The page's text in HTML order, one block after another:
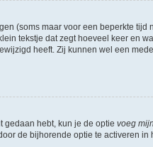
(soms maar voor een beperkte tijd
tekstje dat zegt hoeveel keer en
heeft. Zij kunnen wel een
gedaan hebt, kun je de optie voeg
de bijhorende optie te activeren